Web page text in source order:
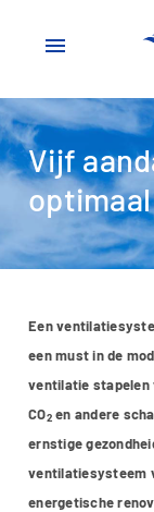
menu
Vijf
Een
een must in de
ventilatie stapelen
CO2en andere
ernstige
ventilatiesysteem
energetische